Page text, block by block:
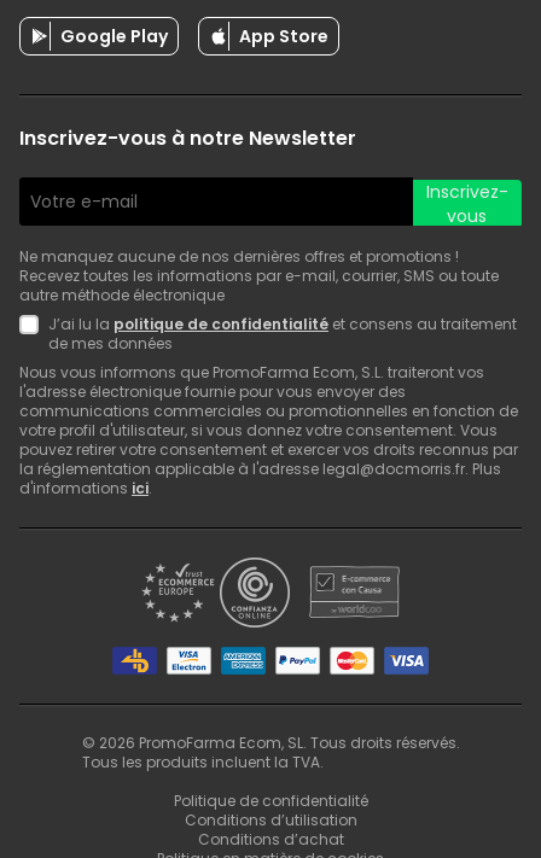
Google Play App Store
Inscrivez-vous à notre Newsletter
Inscrivez-
vous
Ne manquez aucune de nos dernières offres et promotions !
Recevez toutes les informations par e-mail, courrier, SMS ou toute
autre méthode électronique
J’ai lu la politique de confidentialité et consens au traitement
de mes données
Nous vous informons que PromoFarma Ecom, S.L. traiteront vos
l'adresse électronique fournie pour vous envoyer des
communications commerciales ou promotionnelles en fonction de
votre profil d'utilisateur, si vous donnez votre consentement. Vous
pouvez retirer votre consentement et exercer vos droits reconnus par
la réglementation applicable à l'adresse legal@docmorris.fr. Plus
d'informations ici.
© 2026 PromoFarma Ecom, SL. Tous droits réservés.
Tous les produits incluent la TVA.
Politique de confidentialité
Conditions d’utilisation
Conditions d’achat